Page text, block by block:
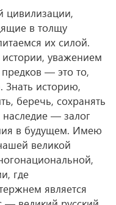
цивилизации,
в толщу
их силой.
уважением
— это то,
Знать историю,
беречь, сохранять
— залог
в будущем. Имею
великой
где
является